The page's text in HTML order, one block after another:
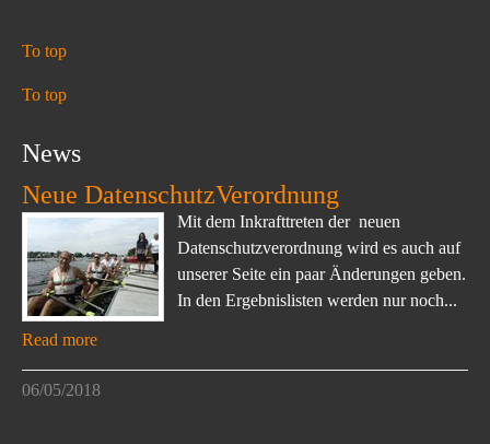
To top
To top
News
Neue DatenschutzVerordnung
Mit dem Inkrafttreten der neuen
Datenschutzverordnung wird es auch auf
unserer Seite ein paar Änderungen geben.
In den Ergebnislisten werden nur noch...
Read more
06/05/2018